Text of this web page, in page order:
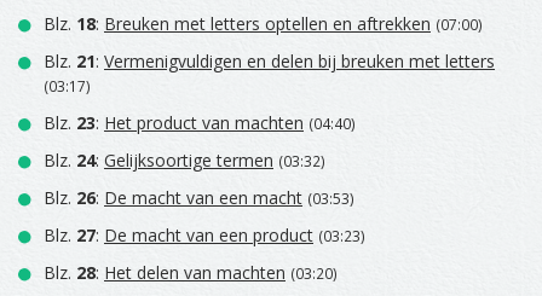
Blz. 18: Breuken met letters optellen en aftrekken (07:00)
Blz. 21: Vermenigvuldigen en delen bij breuken met letters
(03:17)
Blz. 23: Het product van machten (04:40)
Blz. 24: Gelijksoortige termen (03:32)
Blz. 26: De macht van een macht (03:53)
Blz. 27: De macht van een product (03:23)
Blz. 28: Het delen van machten (03:20)